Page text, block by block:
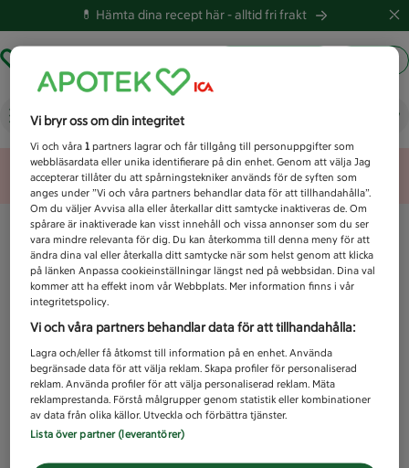
💊 Hämta dina recept här -alltid fri frakt
Vad letar du efter idag?
Unknown error
Vi bryr oss om din integritet
Vi och våra1 partners lagrar och får tillgång till personuppgifter som
webbläsardata eller unika identifierare på din enhet. Genom att välja Jag
accepterar tillåter du att spårningstekniker används för de syften som
anges under ”Vi och våra partners behandlar data för att tillhandahålla”.
Om du väljer Avvisa alla eller återkallar ditt samtycke inaktiveras de. Om
spårare är inaktiverade kan visst innehåll och vissa annonser som du ser
vara mindre relevanta för dig. Du kan återkomma till denna meny för att
ändra dina val eller återkalla ditt samtycke när som helst genom att klicka
på länken Anpassa cookieinställningar längst ned på webbsidan. Dina val
kommer att ha effekt inom vår Webbplats. Mer information finns i vår
integritetspolicy.
Vi och våra partners behandlar data för att tillhandahålla:
Lagra och/eller få åtkomst till information på en enhet. Använda
begränsade data för att välja reklam. Skapa profiler för personaliserad
reklam. Använda profiler för att välja personaliserad reklam. Mäta
reklamprestanda. Förstå målgrupper genom statistik eller kombinationer
av data från olika källor. Utveckla och förbättra tjänster.
Lista över partner (leverantörer)